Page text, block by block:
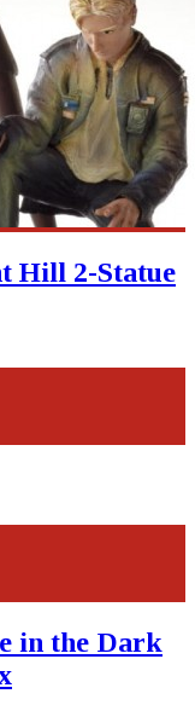
Hill 2-Statue
in the Dark